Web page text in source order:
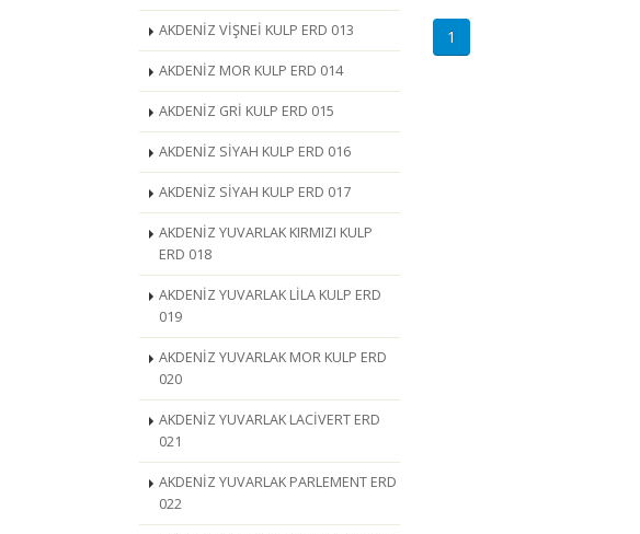
AKDENİZ VİŞNEİ KULP ERD 013
AKDENİZ MOR KULP ERD 014
AKDENİZ GRİ KULP ERD 015
AKDENİZ SİYAH KULP ERD 016
AKDENİZ SİYAH KULP ERD 017
AKDENİZ YUVARLAK KIRMIZI KULP
ERD 018
AKDENİZ YUVARLAK LİLA KULP ERD
019
AKDENİZ YUVARLAK MOR KULP ERD
020
AKDENİZ YUVARLAK LACİVERT ERD
021
AKDENİZ YUVARLAK PARLEMENT ERD
022
1